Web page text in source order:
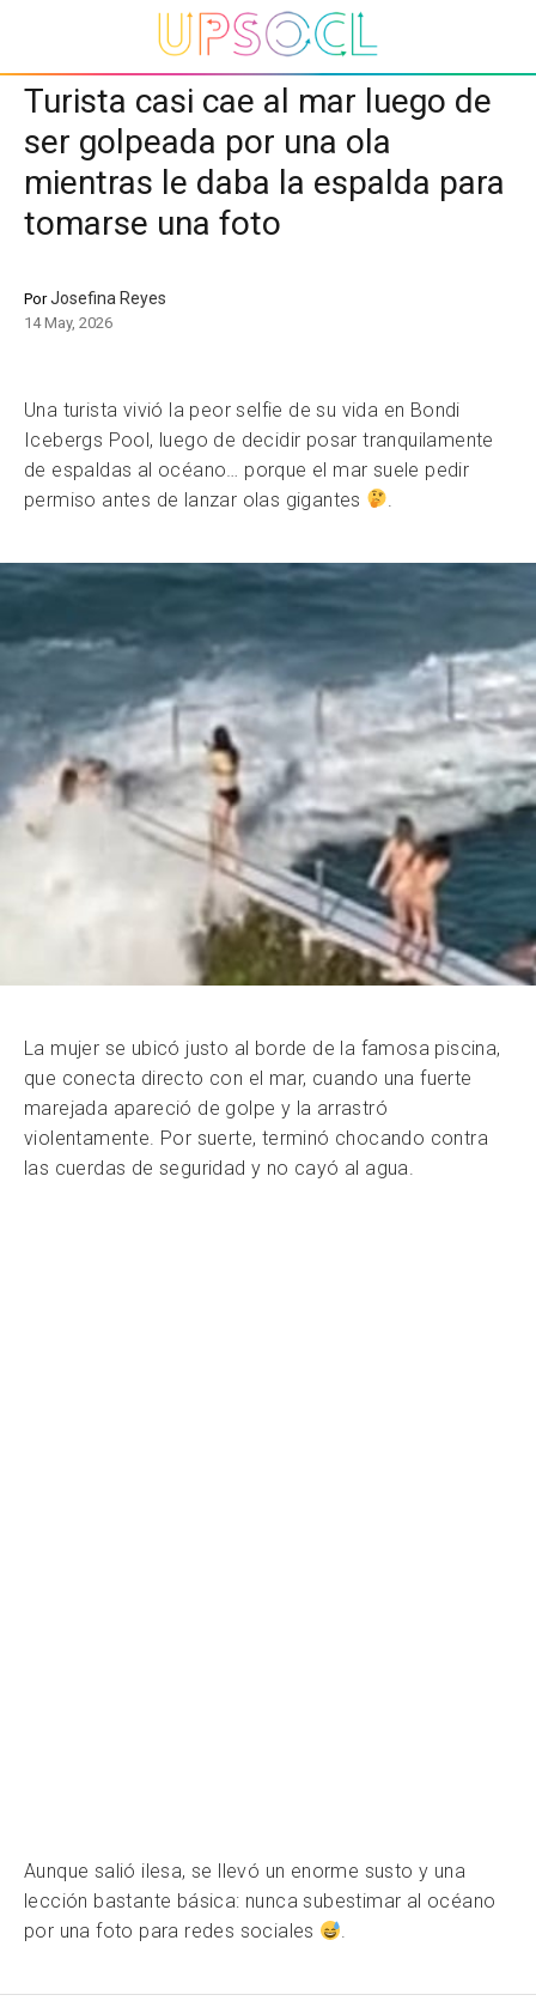
Turista casi cae al mar luego de
ser golpeada por una ola
mientras le daba la espalda para
tomarse una foto
PorJosefina Reyes
14 May, 2026
Una turista vivió la peor selfie de su vida en Bondi
Icebergs Pool, luego de decidir posar tranquilamente
de espaldas al océano… porque el mar suele pedir
permiso antes de lanzar olas gigantes
La mujer se ubicó justo al borde de la famosa piscina,
que conecta directo con el mar, cuando una fuerte
marejada apareció de golpe y la arrastró
violentamente. Por suerte, terminó chocando contra
las cuerdas de seguridad y no cayó al agua.
Aunque salió ilesa, se llevó un enorme susto y una
lección bastante básica: nunca subestimar al océano
por una foto para redes sociales
.